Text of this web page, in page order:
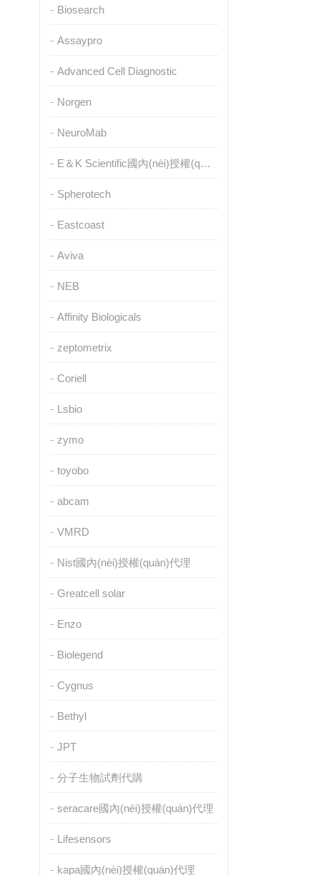
Biosearch
Assaypro
Advanced Cell Diagnostic
Norgen
NeuroMab
E＆K Scientific國內(nèi)授權(quán)代理
Spherotech
Eastcoast
Aviva
NEB
Affinity Biologicals
zeptometrix
Coriell
Lsbio
zymo
toyobo
abcam
VMRD
Nist國內(nèi)授權(quán)代理
Greatcell solar
Enzo
Biolegend
Cygnus
Bethyl
JPT
分子生物試劑代購
seracare國內(nèi)授權(quán)代理
Lifesensors
kapa國內(nèi)授權(quán)代理